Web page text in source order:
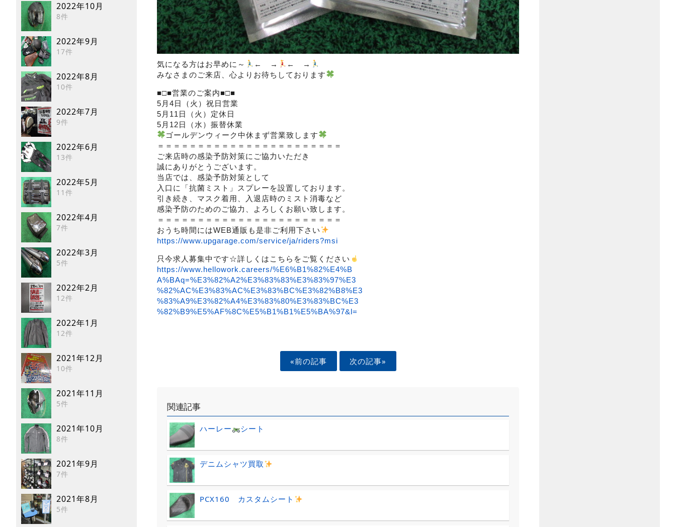
2022年10月
8件
2022年9月
17件
2022年8月
10件
2022年7月
9件
2022年6月
13件
2022年5月
11件
2022年4月
7件
2022年3月
5件
2022年2月
12件
2022年1月
12件
2021年12月
10件
2021年11月
5件
2021年10月
8件
2021年9月
7件
2021年8月
5件
気になる方はお早めに～ ← →
← →
みなさまのご来店、心よりお待ちしております
■□■営業のご案内■□■
5月4日（火）祝日営業
5月11日（火）定休日
5月12日（水）振替休業
ゴールデンウィーク中休まず営業致します
＝＝＝＝＝＝＝＝＝＝＝＝＝＝＝＝＝＝＝＝＝＝＝
ご来店時の感染予防対策にご協力いただき
誠にありがとうございます。
当店では、感染予防対策として
入口に「抗菌ミスト」スプレーを設置しております。
引き続き、マスク着用、入退店時のミスト消毒など
感染予防のためのご協力、よろしくお願い致します。
＝＝＝＝＝＝＝＝＝＝＝＝＝＝＝＝＝＝＝＝＝＝＝
おうち時間にはWEB通販も是非ご利用下さい
https://www.upgarage.com/service/ja/riders?msi
只今求人募集中です☆詳しくはこちらをご覧ください
https://www.hellowork.careers/%E6%B1%82%E4%B
A%BAq=%E3%82%A2%E3%83%83%E3%83%97%E3
%82%AC%E3%83%AC%E3%83%BC%E3%82%B8%E3
%83%A9%E3%82%A4%E3%83%80%E3%83%BC%E3
%82%B9%E5%AF%8C%E5%B1%B1%E5%BA%97&l=
«前の記事 次の記事»
関連記事
ハーレー シート
デニムシャツ買取
PCX160 カスタムシート